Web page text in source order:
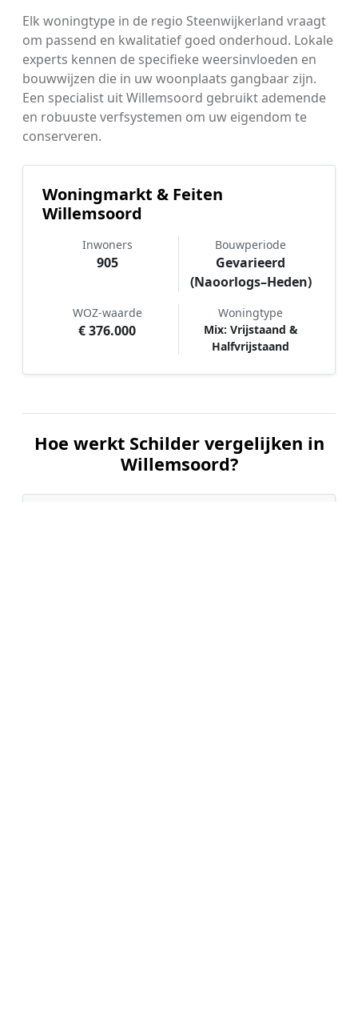
Elk woningtype in de regio Steenwijkerland vraagt
om passend en kwalitatief goed onderhoud. Lokale
experts kennen de specifieke weersinvloeden en
bouwwijzen die in uw woonplaats gangbaar zijn.
Een specialist uit Willemsoord gebruikt ademende
en robuuste verfsystemen om uw eigendom te
conserveren.
Woningmarkt & Feiten
Willemsoord
Inwoners
905
Bouwperiode
Gevarieerd
(Naoorlogs–Heden)
WOZ-waarde
€ 376.000
Woningtype
Mix: Vrijstaand &
Halfvrijstaand
Hoe werkt Schilder vergelijken in
Willemsoord?